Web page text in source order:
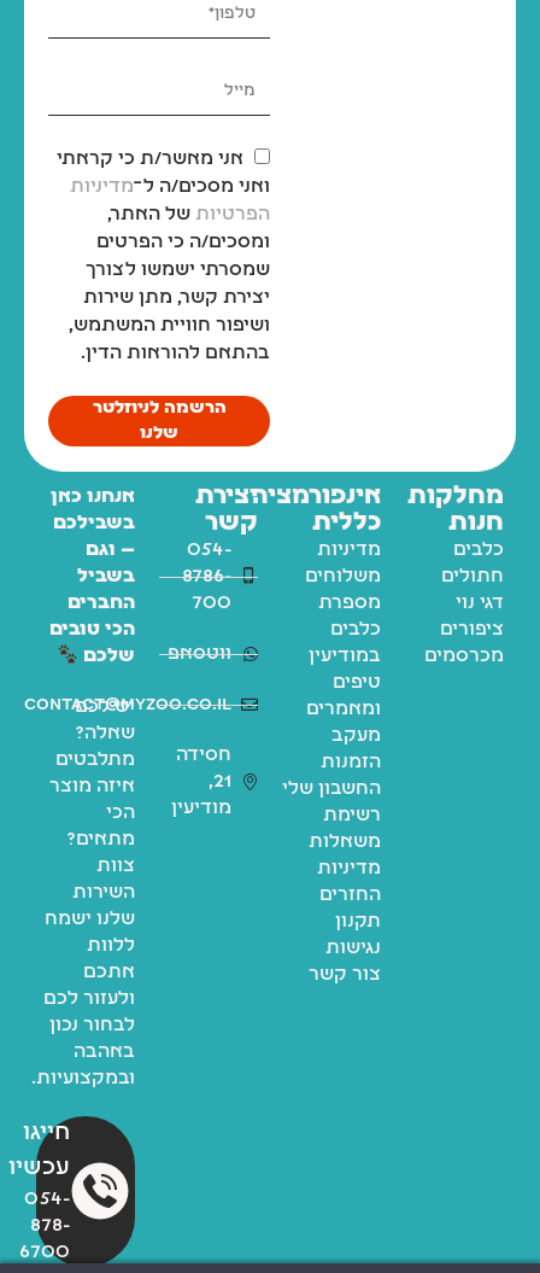
אני מאשר/ת כי קראתי
ואני מסכים/ה ל־מדיניות
הפרטיות של האתר,
ומסכים/ה כי הפרטים
שמסרתי ישמשו לצורך
יצירת קשר, מתן שירות
ושיפור חוויית המשתמש,
בהתאם להוראות הדין.
הרשמה לניוזלטר
שלנו
מחלקות
חנות
כלבים
חתולים
דגי נוי
ציפורים
מכרסמים
אינפורמציה
כללית
מדיניות
משלוחים
מספרת
כלבים
במודיעין
טיפים
ומאמרים
מעקב
הזמנות
החשבון שלי
רשימת
משאלות
מדיניות
החזרים
תקנון
נגישות
צור קשר
יצירת
קשר
054-
8786-
700
ווטסאפ
contact@myzoo.co.il
חסידה
21,
מודיעין
אנחנו כאן
בשבילכם
— וגם
בשביל
החברים
הכי טובים
שלכם
יש לכם
שאלה?
מתלבטים
איזה מוצר
הכי
מתאים?
צוות
השירות
שלנו ישמח
ללוות
אתכם
ולעזור לכם
לבחור נכון
באהבה
ובמקצועיות.
חייגו
עכשיו
054-
878-
6700